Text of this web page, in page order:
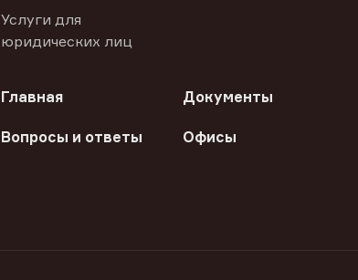
Услуги для
юридических лиц
Главная Документы
Вопросы и ответы Офисы